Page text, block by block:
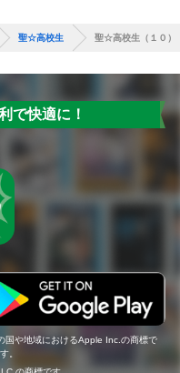
聖☆高校生 聖☆高校生（１０）
で快適に！
国や地域におけるApple Inc.の商標で
。